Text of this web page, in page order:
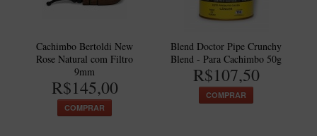
Cachimbo Bertoldi New
Rose Natural com Filtro
9mm
R$145,00
COMPRAR
Blend Doctor Pipe Crunchy
Blend - Para Cachimbo 50g
R$107,50
COMPRAR